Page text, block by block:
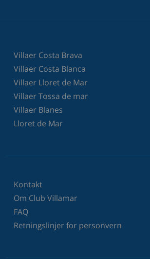
Villaer Costa Brava
Villaer Costa Blanca
Villaer Lloret de Mar
Villaer Tossa de mar
Villaer Blanes
Lloret de Mar
Kontakt
Om Club Villamar
FAQ
Retningslinjer for personvern